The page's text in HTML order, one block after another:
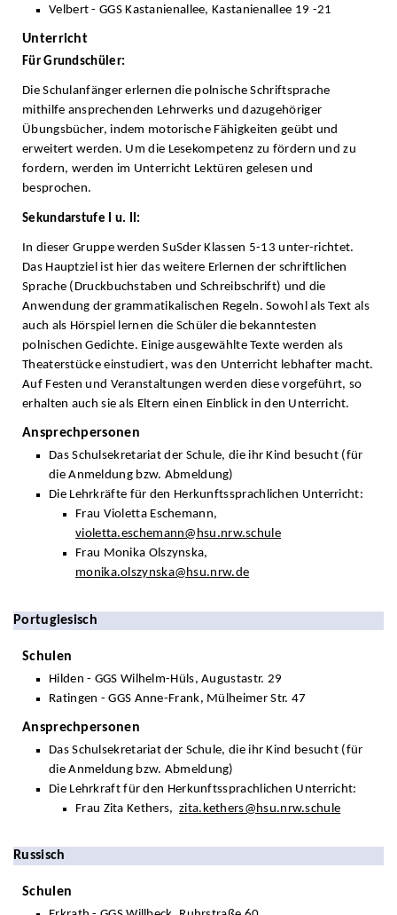
Velbert - GGS Kastanienallee, Kastanienallee 19 -21
Unterricht
Für Grundschüler:
Die Schulanfänger erlernen die polnische Schriftsprache
mithilfe ansprechenden Lehrwerks und dazugehöriger
Übungsbücher, indem motorische Fähigkeiten geübt und
erweitert werden. Um die Lesekompetenz zu fördern und zu
fordern, werden im Unterricht Lektüren gelesen und
besprochen.
Sekundarstufe I u. II:
In dieser Gruppe werden SuSder Klassen 5-13 unter-richtet.
Das Hauptziel ist hier das weitere Erlernen der schriftlichen
Sprache (Druckbuchstaben und Schreibschrift) und die
Anwendung der grammatikalischen Regeln. Sowohl als Text als
auch als Hörspiel lernen die Schüler die bekanntesten
polnischen Gedichte. Einige ausgewählte Texte werden als
Theaterstücke einstudiert, was den Unterricht lebhafter macht.
Auf Festen und Veranstaltungen werden diese vorgeführt, so
erhalten auch sie als Eltern einen Einblick in den Unterricht.
Ansprechpersonen
Das Schulsekretariat der Schule, die ihr Kind besucht (für
die Anmeldung bzw. Abmeldung)
Die Lehrkräfte für den Herkunftssprachlichen Unterricht:
Frau Violetta Eschemann,
violetta.eschemann@hsu.nrw.schule
Frau Monika Olszynska,
monika.olszynska@hsu.nrw.de
Portugiesisch
Schulen
Hilden - GGS Wilhelm-Hüls, Augustastr. 29
Ratingen - GGS Anne-Frank, Mülheimer Str. 47
Ansprechpersonen
Das Schulsekretariat der Schule, die ihr Kind besucht (für
die Anmeldung bzw. Abmeldung)
Die Lehrkraft für den Herkunftssprachlichen Unterricht:
Frau Zita Kethers,zita.kethers@hsu.nrw.schule
Russisch
Schulen